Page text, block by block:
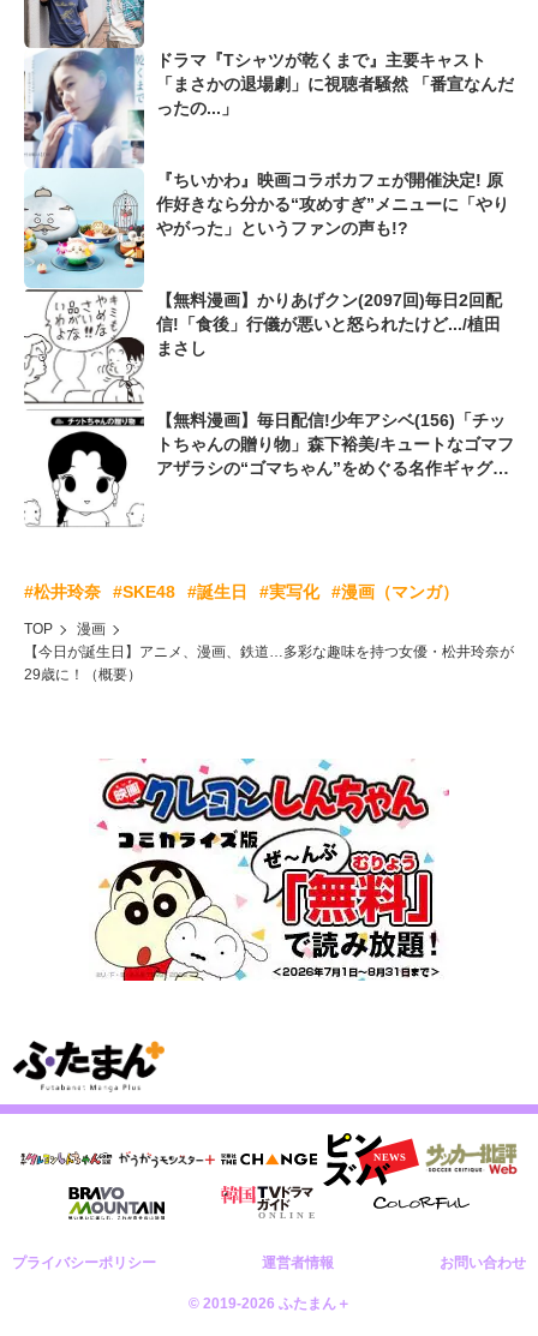
ドラマ『Tシャツが乾くまで』主要キャスト
「まさかの退場劇」に視聴者騒然 「番宣なんだ
ったの...」
『ちいかわ』映画コラボカフェが開催決定! 原
作好きなら分かる“攻めすぎ”メニューに「やり
やがった」というファンの声も!?
【無料漫画】かりあげクン(2097回)毎日2回配
信!「食後」行儀が悪いと怒られたけど.../植田
まさし
【無料漫画】毎日配信!少年アシベ(156)「チッ
トちゃんの贈り物」森下裕美/キュートなゴマフ
アザラシの“ゴマちゃん”をめぐる名作ギャグ4
#松井玲奈 #SKE48 #誕生日 #実写化 #漫画（マンガ）
TOP
漫画
【今日が誕生日】アニメ、漫画、鉄道…多彩な趣味を持つ女優・松井玲奈が
29歳に！（概要）
プライバシーポリシー 運営者情報 お問い合わせ
© 2019-2026 ふたまん＋